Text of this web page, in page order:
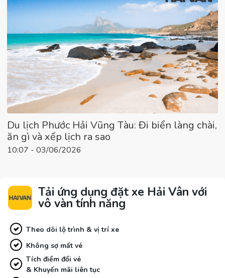
Du lịch Phước Hải Vũng Tàu: Đi biển làng chài,
ăn gì và xếp lịch ra sao
10:07 - 03/06/2026
Tải ứng dụng đặt xe Hải Vân với
vô vàn tính năng
Theo dõi lộ trình & vị trí xe
Không sợ mất vé
Tích điểm đổi vé
& Khuyến mãi liên tục